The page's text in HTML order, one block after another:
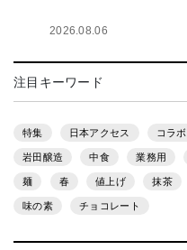
2026.08.06
注目キーワード
特集 日本アクセス コラボ
岩田醸造 中食 業務用
麺 春 値上げ 抹茶
味の素 チョコレート